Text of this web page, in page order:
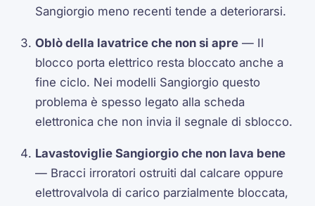
Sangiorgio meno recenti tende a deteriorarsi.
Oblò della lavatrice che non si apre — Il
blocco porta elettrico resta bloccato anche a
fine ciclo. Nei modelli Sangiorgio questo
problema è spesso legato alla scheda
elettronica che non invia il segnale di sblocco.
Lavastoviglie Sangiorgio che non lava bene
— Bracci irroratori ostruiti dal calcare oppure
elettrovalvola di carico parzialmente bloccata,